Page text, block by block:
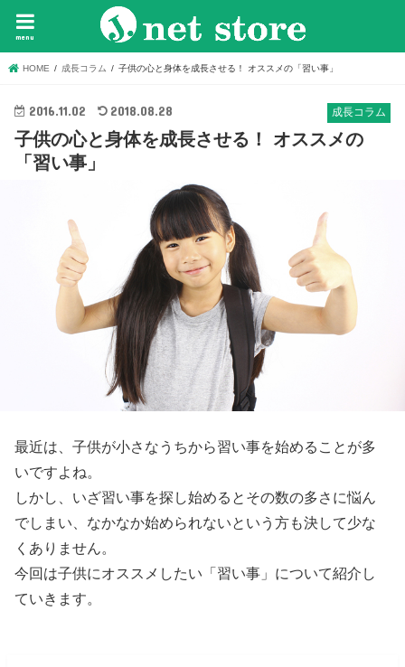
menu
HOME 成長コラム 子供の心と身体を成長させる！ オススメの「習い事」
成長コラム
2016.11.02 2018.08.28
子供の心と身体を成長させる！ オススメの
「習い事」
最近は、子供が小さなうちから習い事を始めることが多
いですよね。
しかし、いざ習い事を探し始めるとその数の多さに悩ん
でしまい、なかなか始められないという方も決して少な
くありません。
今回は子供にオススメしたい「習い事」について紹介し
ていきます。